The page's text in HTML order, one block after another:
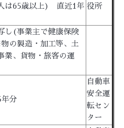
は65歳以上) 直近1年 役所
し(事業主で健康保険
の製造・加工等、土
業、貨物・旅客の運
分
自動車
安全運
転セン
ター